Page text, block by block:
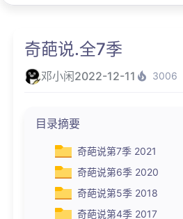
奇葩说.全7季
邓小闲2022-12-11 3006
目录摘要
奇葩说第7季 2021
奇葩说第6季 2020
奇葩说第5季 2018
奇葩说第4季 2017